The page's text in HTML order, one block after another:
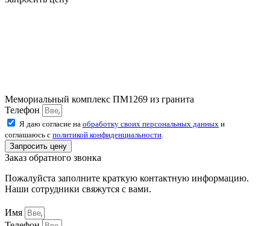
Мемориальный комплекс ПМ1269 из гранита
Телефон
Я даю согласие на обработку своих персональных данных и
соглашаюсь с политикой конфиденциальности.
Запросить цену
Заказ обратного звонка
Пожалуйста заполните краткую контактную информацию.
Наши сотрудники свяжутся с вами.
Имя